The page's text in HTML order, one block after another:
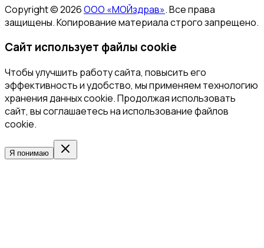
Copyright ©2026ООО «МОЙздрав». Все права
защищены. Копирование материала строго запрещено.
Сайт использует файлы cookie
Чтобы улучшить работу сайта, повысить его
эффективность и удобство, мы применяем технологию
хранения данных cookie. Продолжая использовать
сайт, вы соглашаетесь на использование файлов
cookie.
Я понимаю